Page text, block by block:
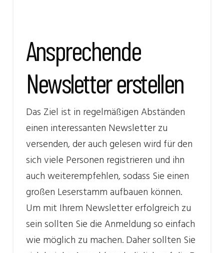
Ansprechende
Newsletter erstellen
Das Ziel ist in regelmäßigen Abständen
einen interessanten Newsletter zu
versenden, der auch gelesen wird für den
sich viele Personen registrieren und ihn
auch weiterempfehlen, sodass Sie einen
großen Leserstamm aufbauen können.
Um mit Ihrem Newsletter erfolgreich zu
sein sollten Sie die Anmeldung so einfach
wie möglich zu machen. Daher sollten Sie